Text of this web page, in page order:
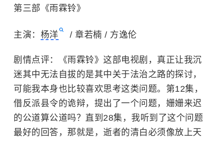
第三部《雨霖铃》
主演： 杨洋 / 章若楠 / 方逸伦
剧情点评：《雨霖铃》这部电视剧，真正让我沉
迷其中无法自拔的是其中关于法治之路的探讨，
可能我本身也比较喜欢思考这类问题。第12集，
借反派县令的诡辩，提出了一个问题，姗姗来迟
的公道算公道吗？直到28集，我听到了这个问题
最好的回答，那就是，逝者的清白必须像放上天